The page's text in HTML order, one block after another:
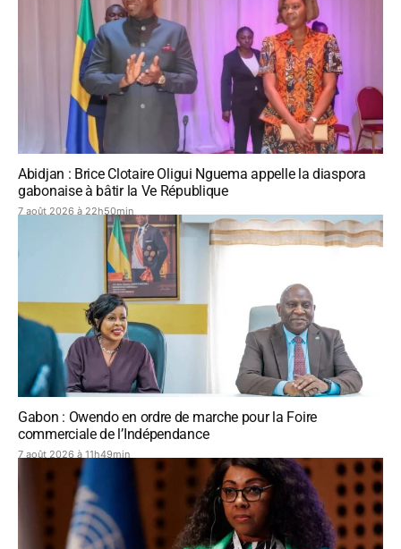
Abidjan : Brice Clotaire Oligui Nguema appelle la diaspora
gabonaise à bâtir la Ve République
7 août 2026 à 22h50min
Gabon : Owendo en ordre de marche pour la Foire
commerciale de l’Indépendance
7 août 2026 à 11h49min